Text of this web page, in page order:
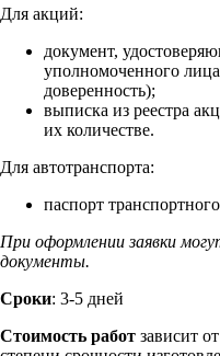
Для акций:
документ,
уполномоченного
доверенность);
выписка из реестра
их количестве.
Для автотранспорта:
паспорт
При оформлении заявки
документы.
Сроки: 3-5 дней
Стоимость работ зависит